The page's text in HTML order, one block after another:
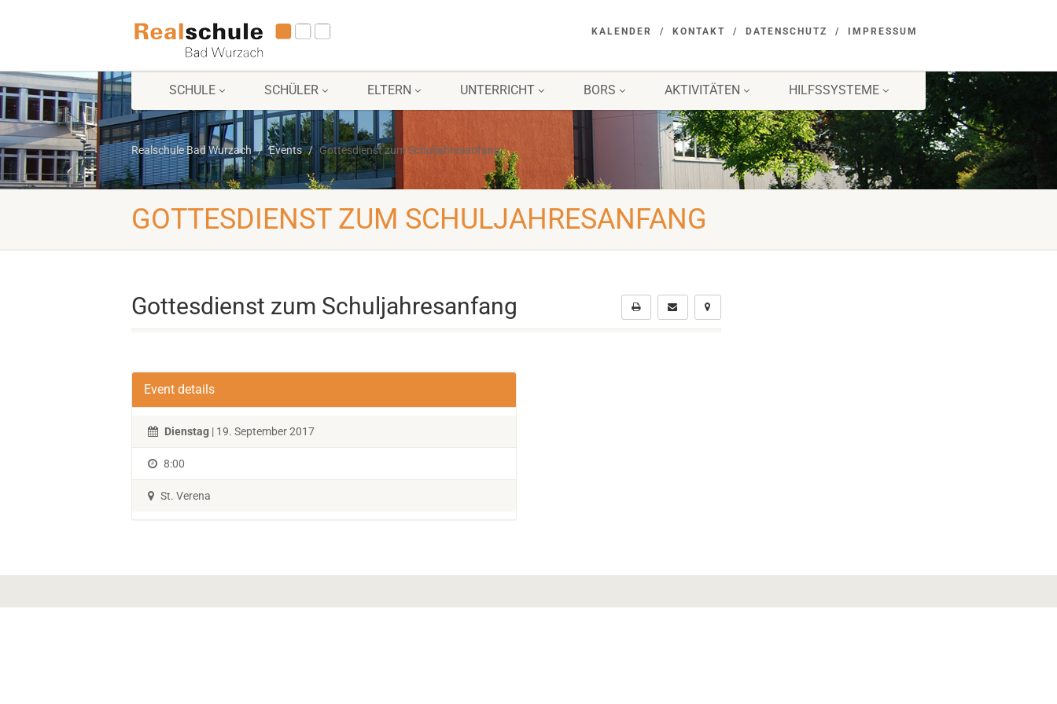
KALENDER KONTAKT DATENSCHUTZ IMPRESSUM
SCHULE SCHÜLER ELTERN UNTERRICHT BORS AKTIVITÄTEN HILFSSYSTEME
Realschule Bad Wurzach Events Gottesdienst zum Schuljahresanfang
GOTTESDIENST ZUM SCHULJAHRESANFANG
Gottesdienst zum Schuljahresanfang
Event details
Dienstag | 19. September 2017
8:00
St. Verena